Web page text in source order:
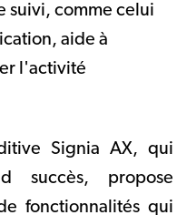
suivi, comme celui
aide à
l'activité
Signia AX, qui
succès, propose
fonctionnalités qui